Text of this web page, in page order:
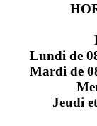
Lundi de
Mardi de
Jeudi